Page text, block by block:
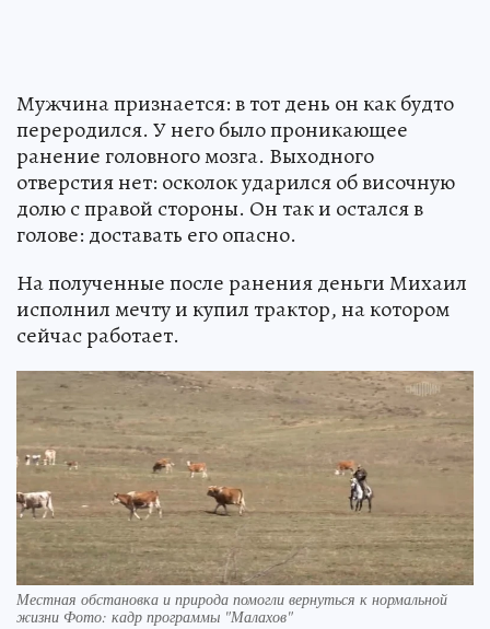
Мужчина признается: в тот день он как будто
переродился. У него было проникающее
ранение головного мозга. Выходного
отверстия нет: осколок ударился об височную
долю с правой стороны. Он так и остался в
голове: доставать его опасно.
На полученные после ранения деньги Михаил
исполнил мечту и купил трактор, на котором
сейчас работает.
Местная обстановка и природа помогли вернуться к нормальной
жизни Фото: кадр программы "Малахов"